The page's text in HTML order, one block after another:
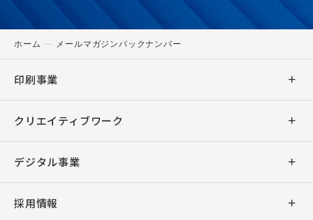
ホーム メールマガジンバックナンバー
印刷事業
商業印刷
加工
クリエイティブワーク
デザイン
デジタル事業
アプリ開発
採用情報